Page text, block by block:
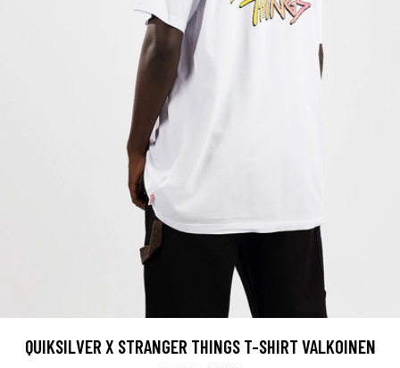
QUIKSILVER X STRANGER THINGS T-SHIRT VALKOINEN